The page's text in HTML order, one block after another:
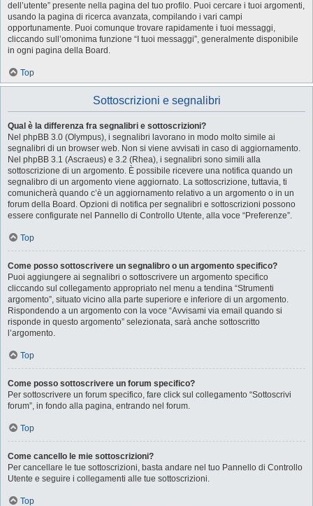
dell’utente” presente nella pagina del tuo profilo. Puoi cercare i tuoi argomenti,
usando la pagina di ricerca avanzata, compilando i vari campi
opportunamente. Puoi comunque trovare rapidamente i tuoi messaggi,
cliccando sull’omonima funzione “I tuoi messaggi”, generalmente disponibile
in ogni pagina della Board.
Top
Sottoscrizioni e segnalibri
Qual è la differenza fra segnalibri e sottoscrizioni?
Nel phpBB 3.0 (Olympus), i segnalibri lavorano in modo molto simile ai
segnalibri di un browser web. Non si viene avvisati in caso di aggiornamento.
Nel phpBB 3.1 (Ascraeus) e 3.2 (Rhea), i segnalibri sono simili alla
sottoscrizione di un argomento. È possibile ricevere una notifica quando un
segnalibro di un argomento viene aggiornato. La sottoscrizione, tuttavia, ti
comunicherà quando c’è un aggiornamento relativo a un argomento o in un
forum della Board. Opzioni di notifica per segnalibri e sottoscrizioni possono
essere configurate nel Pannello di Controllo Utente, alla voce “Preferenze”.
Top
Come posso sottoscrivere un segnalibro o un argomento specifico?
Puoi aggiungere ai segnalibri o sottoscrivere un argomento specifico
cliccando sul collegamento appropriato nel menu a tendina “Strumenti
argomento”, situato vicino alla parte superiore e inferiore di un argomento.
Rispondendo a un argomento con la voce “Avvisami via email quando si
risponde in questo argomento” selezionata, sarà anche sottoscritto
l’argomento.
Top
Come posso sottoscrivere un forum specifico?
Per sottoscrivere un forum specifico, fare click sul collegamento “Sottoscrivi
forum”, in fondo alla pagina, entrando nel forum.
Top
Come cancello le mie sottoscrizioni?
Per cancellare le tue sottoscrizioni, basta andare nel tuo Pannello di Controllo
Utente e seguire i collegamenti alle tue sottoscrizioni.
Top